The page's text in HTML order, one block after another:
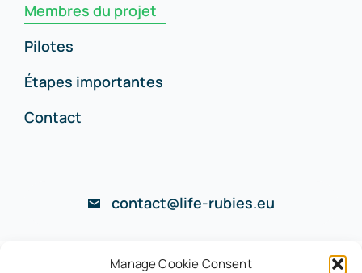
Manage Cookie Consent
Membres du projet
Pilotes
Étapes importantes
Contact
contact@life-rubies.eu
© LaReklam 2022 –Politique de confidentialité